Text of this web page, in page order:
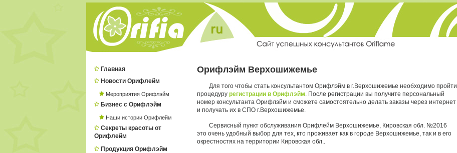
Главная
Новости Орифлейм
Мероприятия Орифлэйм
Бизнес с Орифлэйм
Наши истории Орифлейм
Секреты красоты от
Орифлейм
Продукция Орифлэйм
Орифлэйм Верхошижемье
Для того чтобы стать консультантом Орифлэйм в г.Верхошижемье необходимо пройти
процедуру регистрации в Орифлэйм. После регистрации вы получите персональный
номер консультанта Орифлэйм и сможете самостоятельно делать заказы через интернет
и получать их в СПО г.Верхошижемье.
Сервисный пункт обслуживания Орифлейм Верхошижемье, Кировская обл. №2016
это очень удобный выбор для тех, кто проживает как в городе Верхошижемье, так и в его
окрестностях на территории Кировская обл..